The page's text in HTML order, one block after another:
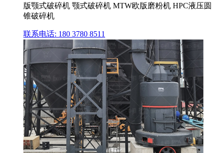
版颚式破碎机 颚式破碎机 MTW欧版磨粉机 HPC液压圆
锥破碎机
联系电话: 180 3780 8511